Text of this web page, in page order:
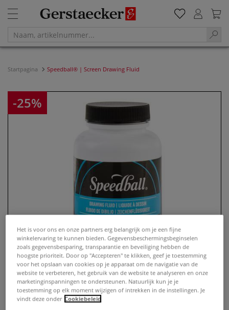
Startpagina Speedball® | Screen Drawing Fluid
-25%
Het is voor ons en onze partners erg belangrijk om je een fijne
winkelervaring te kunnen bieden. Gegevensbeschermingsbeginselen
zoals gegevensbesparing, transparantie en beveiliging hebben de
hoogste prioriteit. Door op "Accepteren" te klikken, geef je toestemming
voor het opslaan van cookies op je apparaat om de navigatie van de
website te verbeteren, het gebruik van de website te analyseren en onze
marketinginspanningen te ondersteunen. Natuurlijk kun je je
toestemming op elk moment wijzigen of intrekken in de instellingen. Je
vindt deze onder Cookiebeleid